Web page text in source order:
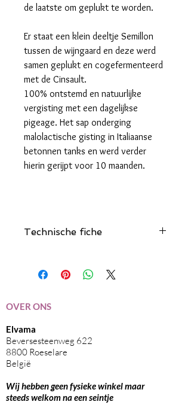
de laatste om geplukt te worden.
Er staat een klein deeltje Semillon
tussen de wijngaard en deze werd
samen geplukt en cogefermenteerd
met de Cinsault.
100% ontstemd en natuurlijke
vergisting met een dagelijkse
pigeage. Het sap onderging
malolactische gisting in Italiaanse
betonnen tanks en werd verder
hierin gerijpt voor 10 maanden.
Technische fiche
OVER ONS
Elvama
Beversesteenweg 622
8800 Roeselare
België
Wij hebben geen fysieke winkel maar
steeds welkom na een seintje